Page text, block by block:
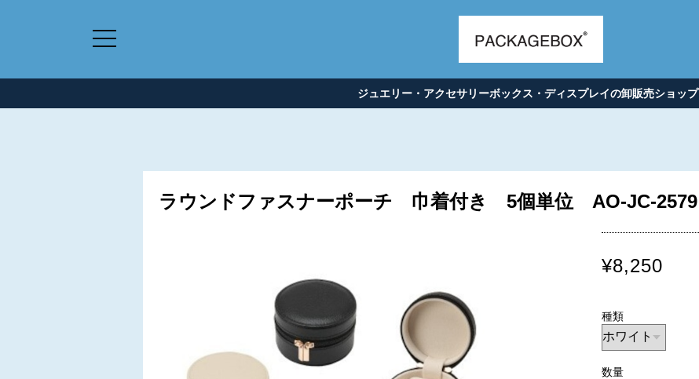
ジュエリー・アクセサリーボックス・ディスプレイの卸販売ショップ
ラウンドファスナーポーチ 巾着付き 5個単位 AO-JC-2579
¥8,250
種類
数量